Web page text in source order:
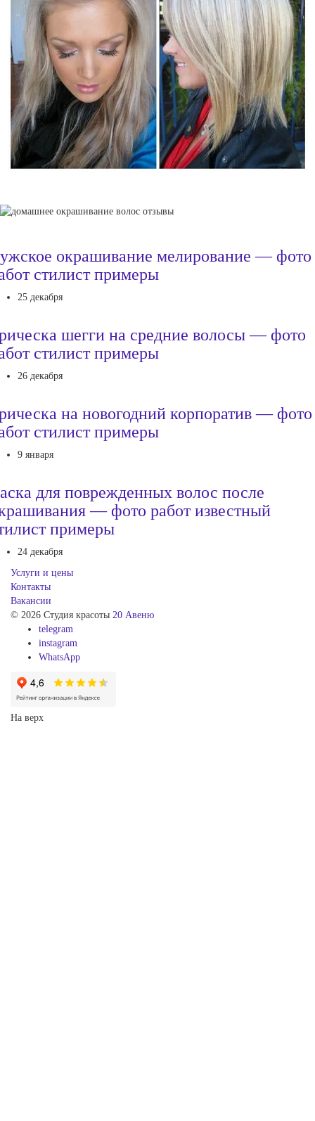
окрашивание мелирование — фото
стилист примеры
25 декабря
шегги на средние волосы — фото
стилист примеры
26 декабря
на новогодний корпоратив — фото
стилист примеры
9 января
для поврежденных волос после
— фото работ известный
примеры
24 декабря
Услуги и цены
Контакты
Вакансии
© 2026 Студия красоты 20 Авеню
telegram
instagram
WhatsApp
На верх